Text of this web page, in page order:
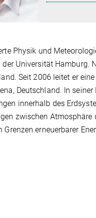
Physik und
Universität Hamburg.
Seit 2006 leitet er
Deutschland. In
innerhalb des
zwischen
erneuerbarer